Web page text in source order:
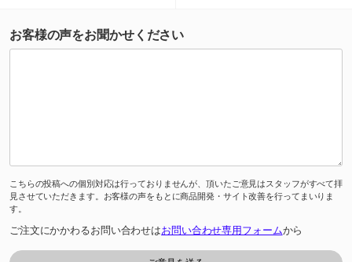
お客様の声をお聞かせください
こちらの投稿への個別対応は行っておりませんが、頂いたご意見はスタッフがすべて拝
見させていただきます。お客様の声をもとに商品開発・サイト改善を行ってまいりま
す。
ご注文にかかわるお問い合わせはお問い合わせ専用フォームから